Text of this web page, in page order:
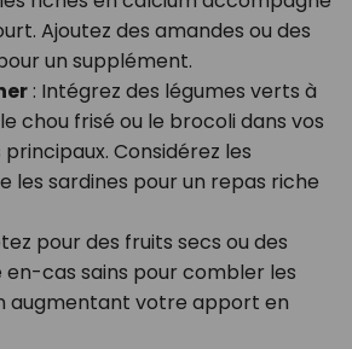
Ajoutez des amandes ou des
un supplément.
: Intégrez des légumes verts à
chou frisé ou le brocoli dans vos
Considérez les
les sardines pour un repas riche
pour des fruits secs ou des
cas sains pour combler les
augmentant votre apport en